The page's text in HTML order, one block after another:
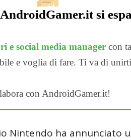
si
e social media manager con
e voglia di fare. Ti va di
con AndroidGamer.it!
Nintendo ha annunciato